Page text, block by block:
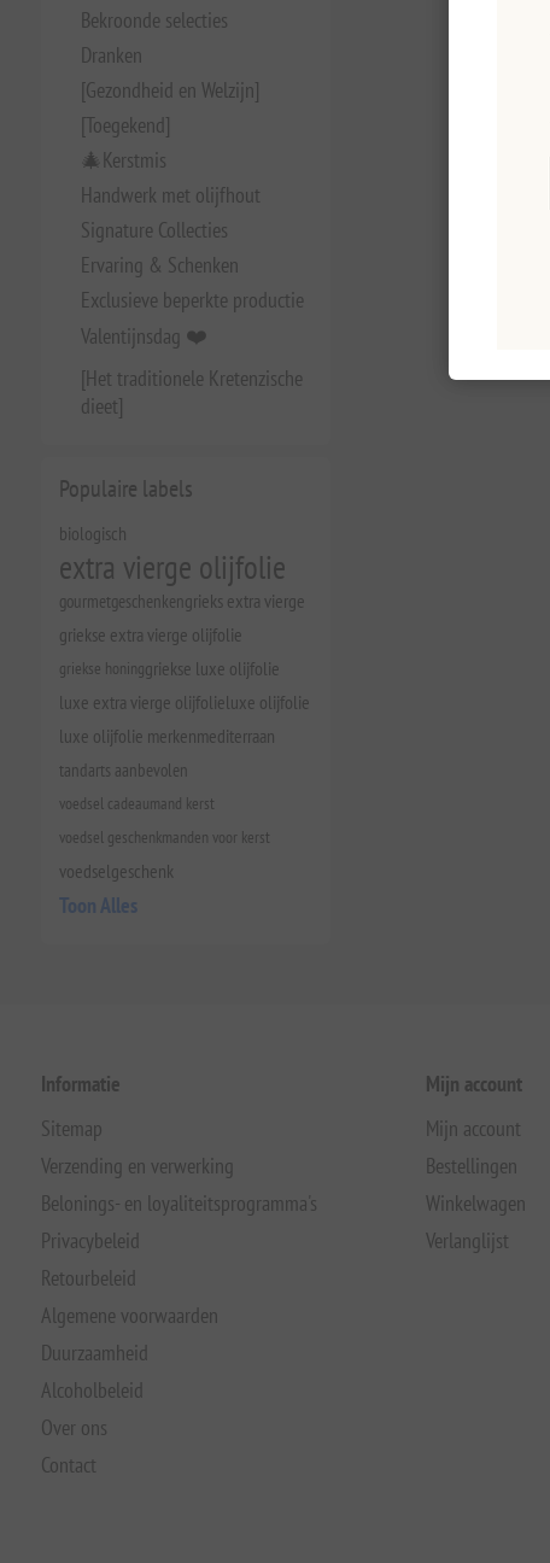
Bekroonde selecties
Dranken
[Gezondheid en Welzijn]
[Toegekend]
🎄Kerstmis
Handwerk met olijfhout
Signature Collecties
Ervaring & Schenken
Exclusieve beperkte productie
Valentijnsdag ❤️
[Het traditionele Kretenzische
dieet]
Populaire labels
biologisch
extra vierge olijfolie
gourmetgeschenkengrieks extra vierge
griekse extra vierge olijfolie
griekse honinggriekse luxe olijfolie
luxe extra vierge olijfolieluxe olijfolie
luxe olijfolie merkenmediterraan
tandarts aanbevolen
voedsel cadeaumand kerst
voedsel geschenkmanden voor kerst
voedselgeschenk
Toon Alles
Informatie
Sitemap
Verzending en verwerking
Belonings- en loyaliteitsprogramma's
Privacybeleid
Retourbeleid
Algemene voorwaarden
Duurzaamheid
Alcoholbeleid
Over ons
Contact
Mijn account
Mijn account
Bestellingen
Winkelwagen
Verlanglijst